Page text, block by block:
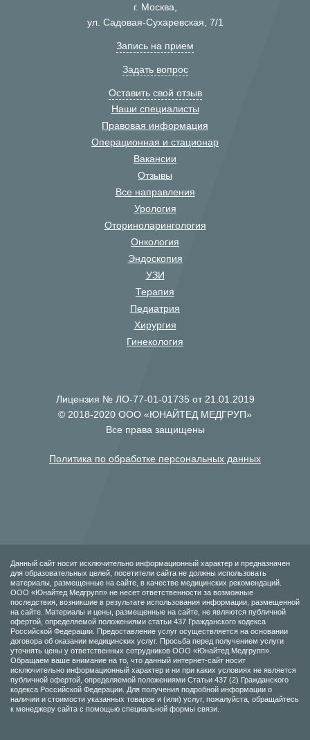
г. Москва,
ул. Садовая-Сухаревская, 7/1
Запись на прием
Задать вопрос
Оставить свой отзыв
Наши специалисты
Правовая информация
Операционная и стационар
Вакансии
Отзывы
Все направления
Урология
Оториноларингология
Онкология
Эндоскопия
УЗИ
Терапия
Педиатрия
Хирургия
Гинекология
Лицензия № ЛО-77-01-01735 от 21.01.2019
© 2018-2020 ООО «ЮНАЙТЕД МЕДГРУП»
Все права защищены
Политика по обработке персональных данных
Данный сайт носит исключительно информационный характер и предназначен
для образовательных целей, посетители сайта не должны использовать
материалы, размещенные на сайте, в качестве медицинских рекомендаций.
ООО «Юнайтед Медгрупп» не несет ответственности за возможные
последствия, возникшие в результате использования информации, размещенной
на сайте. Материалы и цены, размещенные на сайте, не являются публичной
офертой, определяемой положениями статьи 437 Гражданского кодекса
Российской Федерации. Предоставление услуг осуществляется на основании
договора об оказании медицинских услуг. Просьба перед получением услуги
уточнять цены у ответственных сотрудников ООО «Юнайтед Медгрупп».
Обращаем ваше внимание на то, что данный интернет-сайт носит
исключительно информационный характер и ни при каких условиях не является
публичной офертой, определяемой положениями Статьи 437 (2) Гражданского
кодекса Российской Федерации. Для получения подробной информации о
наличии и стоимости указанных товаров и (или) услуг, пожалуйста, обращайтесь
к менеджеру сайта с помощью специальной формы связи.